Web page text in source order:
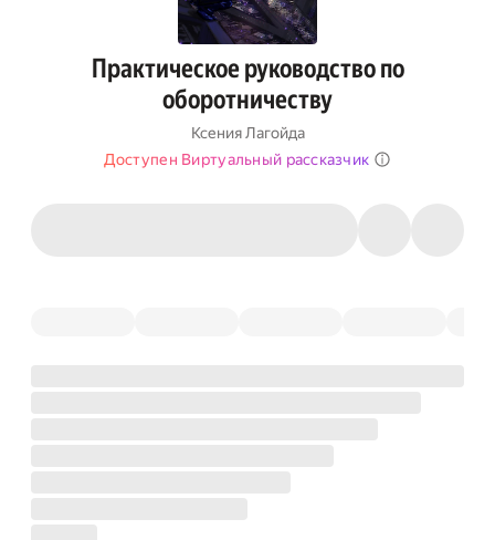
Практическое руководство по
оборотничеству
Ксения Лагойда
Доступен Виртуальный рассказчик